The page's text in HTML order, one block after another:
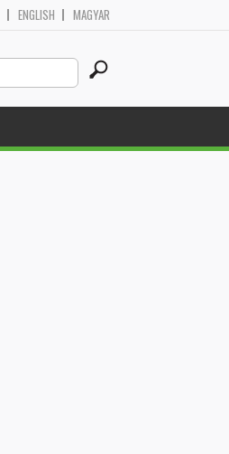
ENGLISH MAGYAR
Search
this
site